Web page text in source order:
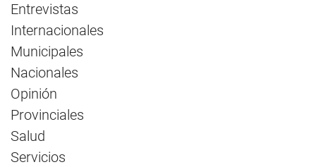
Entrevistas
Internacionales
Municipales
Nacionales
Opinión
Provinciales
Salud
Servicios